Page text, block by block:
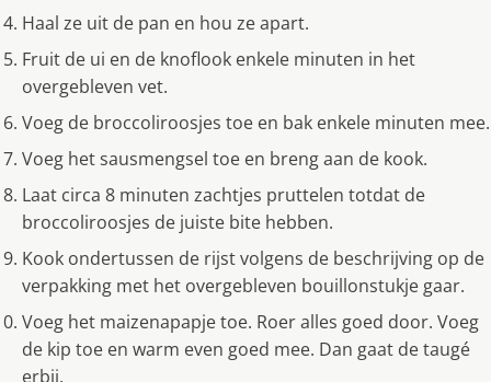
Haal ze uit de pan en hou ze apart.
Fruit de ui en de knoflook enkele minuten in het
overgebleven vet.
Voeg de broccoliroosjes toe en bak enkele minuten mee.
Voeg het sausmengsel toe en breng aan de kook.
Laat circa 8 minuten zachtjes pruttelen totdat de
broccoliroosjes de juiste bite hebben.
Kook ondertussen de rijst volgens de beschrijving op de
verpakking met het overgebleven bouillonstukje gaar.
Voeg het maizenapapje toe. Roer alles goed door. Voeg
de kip toe en warm even goed mee. Dan gaat de taugé
erbij.